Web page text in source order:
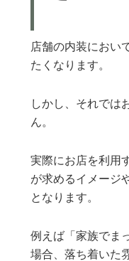
店舗の内装におい
たくなります。
しかし、それでは
ん。
実際にお店を利用
が求めるイメージ
となります。
例えば「家族でま
場合、落ち着いた